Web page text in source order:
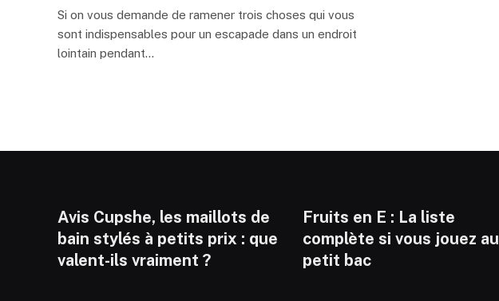
Si on vous demande de ramener trois choses qui vous
sont indispensables pour un escapade dans un endroit
lointain pendant…
Avis Cupshe, les maillots de
bain stylés à petits prix : que
valent-ils vraiment ?
Fruits en E : La liste
complète si vous jouez au
petit bac